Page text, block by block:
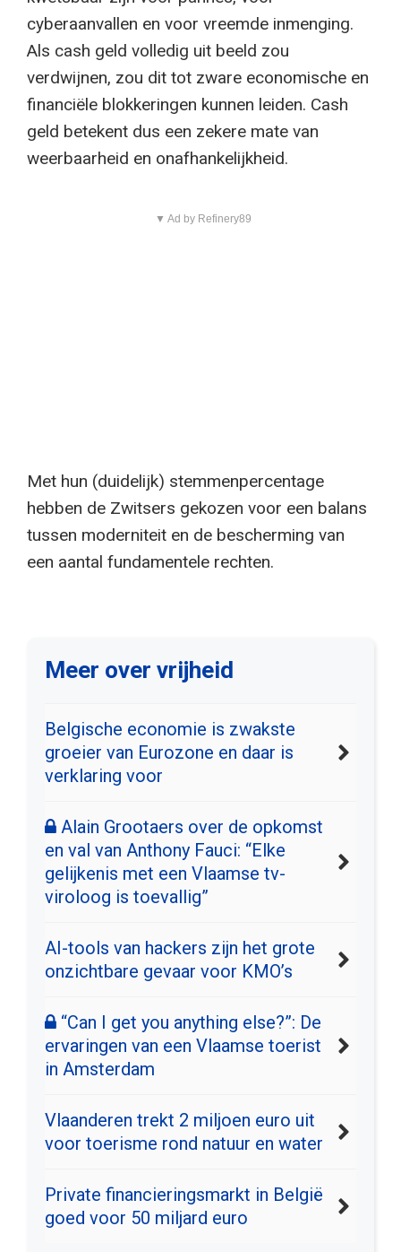
cyberaanvallen en voor vreemde inmenging.
Als cash geld volledig uit beeld zou
verdwijnen, zou dit tot zware economische en
financiële blokkeringen kunnen leiden. Cash
geld betekent dus een zekere mate van
weerbaarheid en onafhankelijkheid.
▼ Ad by Refinery89
Met hun (duidelijk) stemmenpercentage
hebben de Zwitsers gekozen voor een balans
tussen moderniteit en de bescherming van
een aantal fundamentele rechten.
Meer over vrijheid
Belgische economie is zwakste
groeier van Eurozone en daar is
verklaring voor
Alain Grootaers over de opkomst
en val van Anthony Fauci: “Elke
gelijkenis met een Vlaamse tv-
viroloog is toevallig”
AI-tools van hackers zijn het grote
onzichtbare gevaar voor KMO’s
“Can I get you anything else?”: De
ervaringen van een Vlaamse toerist
in Amsterdam
Vlaanderen trekt 2 miljoen euro uit
voor toerisme rond natuur en water
Private financieringsmarkt in België
goed voor 50 miljard euro